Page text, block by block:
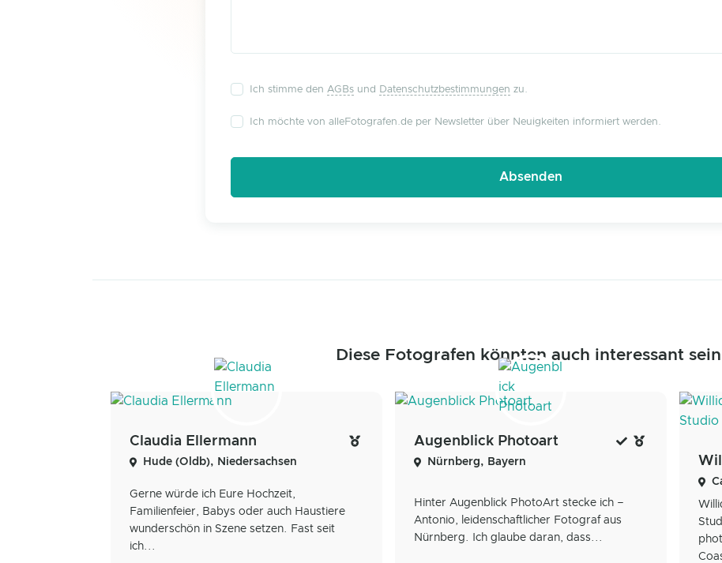
Ich stimme den AGBsund Datenschutzbestimmungen zu.
Ich möchte von alleFotografen.de per Newsletter über Neuigkeiten informiert werden.
Diese Fotografen könnten auch interessant
Claudia Ellermann
Hude (Oldb), Niedersachsen
Gerne würde ich Eure Hochzeit,
Familienfeier, Babys oder auch Haustiere
wunderschön in Szene setzen. Fast seit
ich...
Augenblick Photoart
Nürnberg, Bayern
Hinter Augenblick PhotoArt stecke ich –
Antonio, leidenschaftlicher Fotograf aus
Nürnberg. Ich glaube daran, dass...